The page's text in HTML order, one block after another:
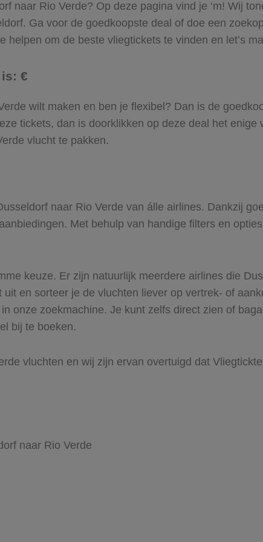
naar Rio Verde? Op deze pagina vind je ‘m! Wij
Ga voor de goedkoopste deal of doe een
om de beste vliegtickets te vinden en let’s
€
wilt maken en ben je flexibel? Dan is de
tickets, dan is doorklikken op deze deal het
vlucht te pakken.
naar Rio Verde van álle airlines. Dankzij
Met behulp van handige filters en
keuze. Er zijn natuurlijk meerdere airlines die
en sorteer je de vluchten liever op vertrek- of
onze zoekmachine. Je kunt zelfs direct zien of
bij te boeken.
vluchten en wij zijn ervan overtuigd dat
naar Rio Verde